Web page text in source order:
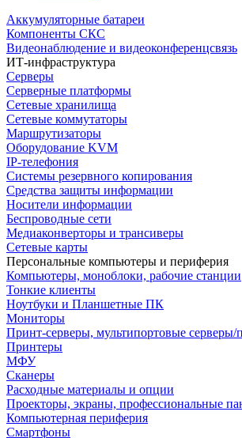
Аккумуляторные батареи
Компоненты СКС
Видеонаблюдение и видеоконференцсвязь
ИТ-инфраструктура
Серверы
Серверные платформы
Сетевые хранилища
Сетевые коммутаторы
Маршрутизаторы
Оборудование KVM
IP-телефония
Системы резервного копирования
Средства защиты информации
Носители информации
Беспроводные сети
Медиаконверторы и трансиверы
Сетевые карты
Персональные компьютеры и периферия
Компьютеры, моноблоки, рабочие станции
Тонкие клиенты
Ноутбуки и Планшетные ПК
Мониторы
Принт-серверы, мультипортовые серверы/
Принтеры
МФУ
Сканеры
Расходные материалы и опции
Проекторы, экраны, профессиональные
Компьютерная периферия
Смартфоны